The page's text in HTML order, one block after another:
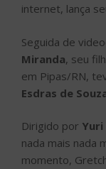
internet, lança
Seguida de
Miranda, seu
em Pipas/RN,
Esdras de
Dirigido por Yuri
nada mais nada
momento,